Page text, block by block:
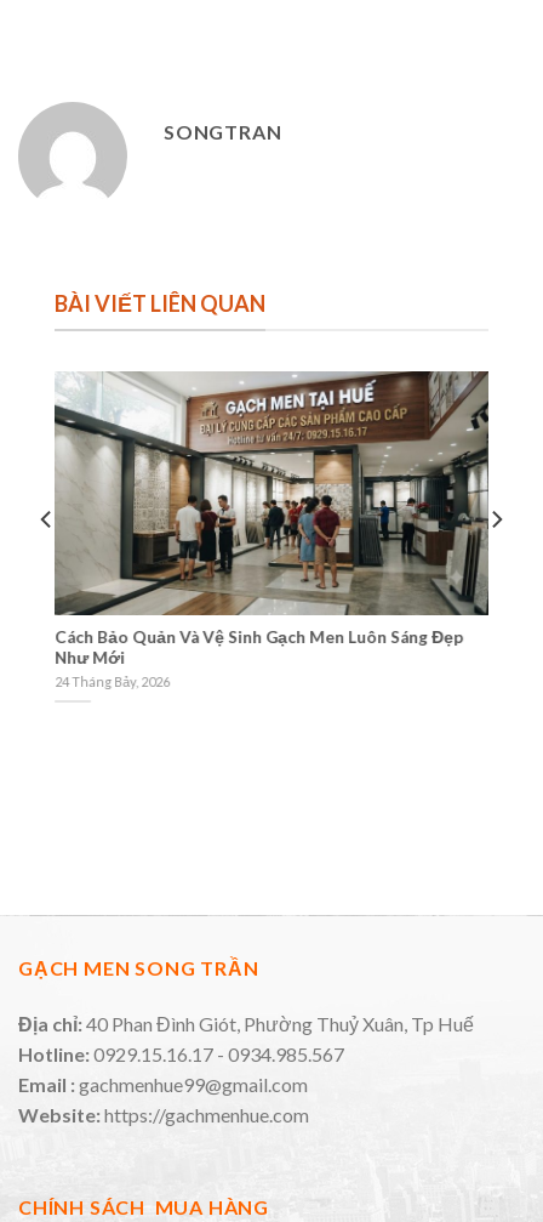
SONGTRAN
BÀI VIẾT LIÊN QUAN
Cách Bảo Quản Và Vệ Sinh Gạch Men Luôn Sáng Đẹp
Như Mới
24 Tháng Bảy, 2026
GẠCH MEN SONG TRẦN
Địa chỉ:40 Phan Đình Giót, Phường Thuỷ Xuân, Tp Huế
Hotline:0929.15.16.17 - 0934.985.567
Email : gachmenhue99@gmail.com
Website:https://gachmenhue.com
CHÍNH SÁCH MUA HÀNG